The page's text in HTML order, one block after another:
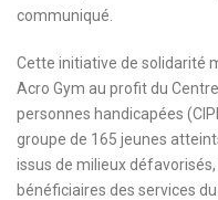
communiqué.
Cette initiative de solidarité
Acro Gym au profit du
personnes handicapées
groupe de 165 jeunes
issus de milieux
bénéficiaires des services